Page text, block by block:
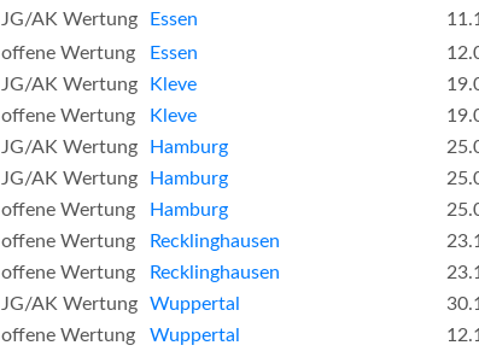
JG/AK Wertung Essen
offene Wertung Essen
JG/AK Wertung Kleve
offene Wertung Kleve
JG/AK Wertung Hamburg
JG/AK Wertung Hamburg
offene Wertung Hamburg
offene Wertung Recklinghausen
offene Wertung Recklinghausen
JG/AK Wertung Wuppertal
offene Wertung Wuppertal